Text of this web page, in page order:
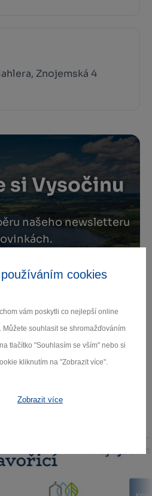
cookies
vám poskytli co nejlepší online
souhlasit se shromažďováním
tlačítko "Souhlasím se vším" nebo si
kliknutím na "Zobrazit více".
Zobrazit více
Znojemská 4
si Vysočinu
našeho newsletteru
partneři